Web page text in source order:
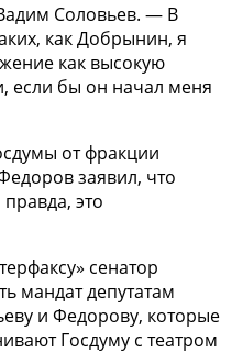
Соловьев. — В
как Добрынин, я
как высокую
если бы он начал меня
от фракции
заявил, что
это
сенатор
мандат депутатам
и Федорову, которые
Госдуму с театром